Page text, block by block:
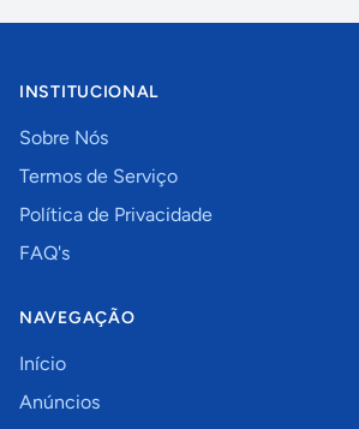
INSTITUCIONAL
Sobre Nós
Termos de Serviço
Política de Privacidade
FAQ's
NAVEGAÇÃO
Início
Anúncios